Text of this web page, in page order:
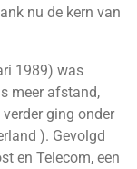
nu de kern van
1989) was
meer afstand,
ging onder
). Gevolgd
en Telecom, een